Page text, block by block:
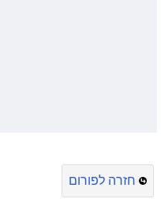
חזרה לפורום